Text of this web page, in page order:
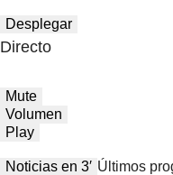
Desplegar
Directo
Mute
Volumen
Play
Noticias en 3′ Últimos